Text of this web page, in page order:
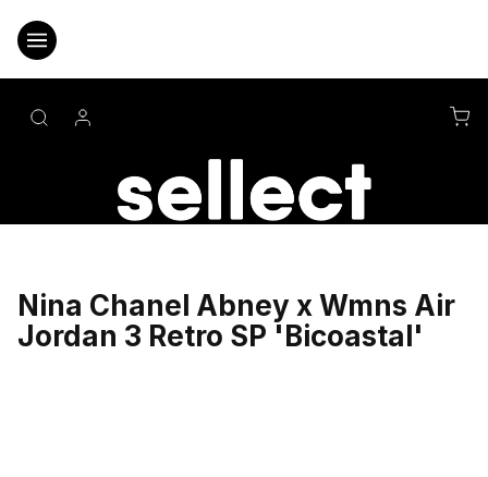
obsah
Nina Chanel Abney x Wmns Air
Jordan 3 Retro SP 'Bicoastal'